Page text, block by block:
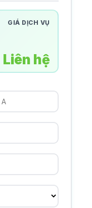
GIÁ DỊCH VỤ
Liên hệ